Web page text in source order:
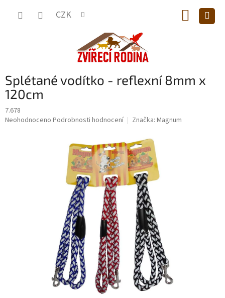
CZK
KOŠÍK
Splétané vodítko - reflexní 8mm x
120cm
7.678
Průměrné
Neohodnoceno Podrobnosti hodnocení Značka: Magnum